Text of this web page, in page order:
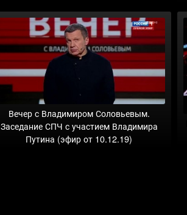
Вечер с Владимиром Соловьевым.
Заседание СПЧ с участием Владимира
Путина (эфир от 10.12.19)